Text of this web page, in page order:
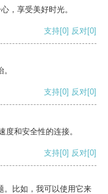
，享受美好时光。
支持[0] 反对[0]
支持[0] 反对[0]
和安全性的连接。
支持[0] 反对[0]
。比如，我可以使用它来